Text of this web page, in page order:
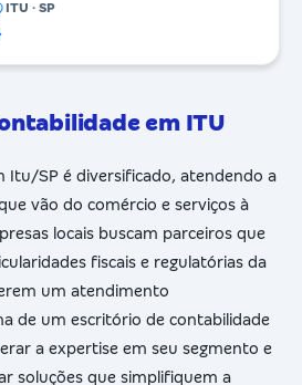
ITU · SP
em ITU
Itu/SP é diversificado, atendendo a
vão do comércio e serviços à
locais buscam parceiros que
fiscais e regulatórias da
um atendimento
de um escritório de contabilidade
a expertise em seu segmento e
soluções que simplifiquem a